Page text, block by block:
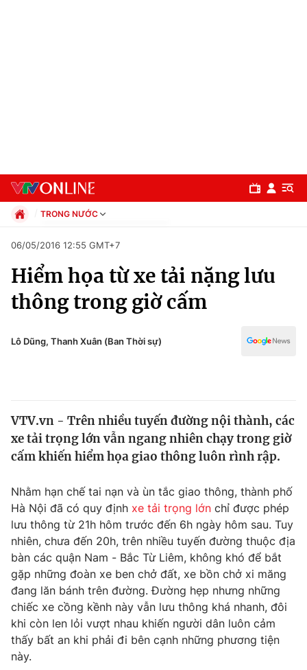
Chuyên mục
Chính trị
Xã hội
Y tế
Tin tức
Thế giới đó đây
Câu chuyện quốc tế
Kinh tế
Tài chính
Thị trường
Góc doanh nghiệp
Dữ liệu và đời sống
Truyền hình
Phim VTV
Hậu trường
Giải trí
Điện ảnh
TRONG NƯỚC
Xã hội
Pháp luật
Thể thao
Văn hóa - Giải trí
Giáo dục
06/05/2016 12:55 GMT+7
Hiểm họa từ xe tải nặng lưu
thông trong giờ cấm
Lô Dũng, Thanh Xuân (Ban Thời sự)
VTV.vn - Trên nhiều tuyến đường nội thành, các
xe tải trọng lớn vẫn ngang nhiên chạy trong giờ
cấm khiến hiểm họa giao thông luôn rình rập.
Nhằm hạn chế tai nạn và ùn tắc giao thông, thành phố
Hà Nội đã có quy định xe tải trọng lớn chỉ được phép
lưu thông từ 21h hôm trước đến 6h ngày hôm sau. Tuy
nhiên, chưa đến 20h, trên nhiều tuyến đường thuộc địa
bàn các quận Nam - Bắc Từ Liêm, không khó để bắt
gặp những đoàn xe ben chở đất, xe bồn chở xi măng
đang lăn bánh trên đường. Đường hẹp nhưng những
chiếc xe cồng kềnh này vẫn lưu thông khá nhanh, đôi
khi còn len lỏi vượt nhau khiến người dân luôn cảm
thấy bất an khi phải đi bên cạnh những phương tiện
này.